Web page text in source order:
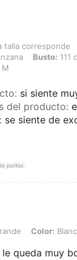
corresponde,
talla corresponde
Busto: 111
M
: si siente
del producto:
: se siente de
puntos
Color: Blanco, Talla:
Color:
queda muy